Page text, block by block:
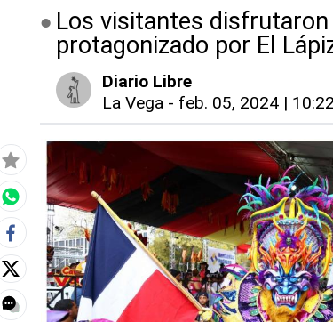
Los visitantes
protagonizado por El
Diario Libre
La Vega - feb. 05, 2024 |